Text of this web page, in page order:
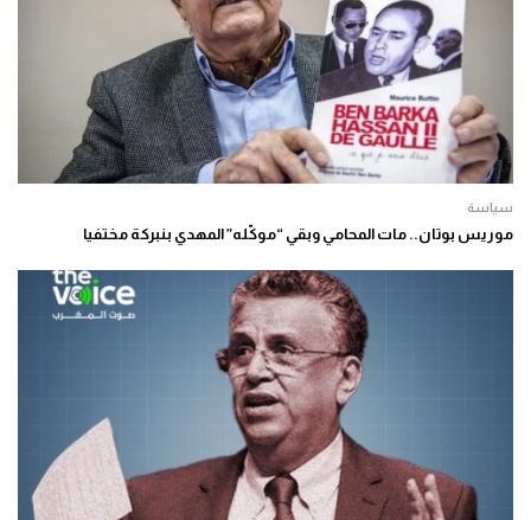
سياسة
موريس بوتان.. مات المحامي وبقي “موكّله” المهدي بنبركة مختفيا